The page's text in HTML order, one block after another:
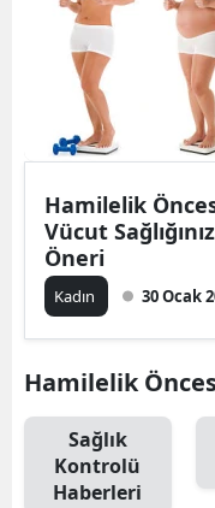
Hamilelik
Vücut
Öneri
Kadın 30 Ocak
Hamilelik
Sağlık
Kontrolü
Haberleri